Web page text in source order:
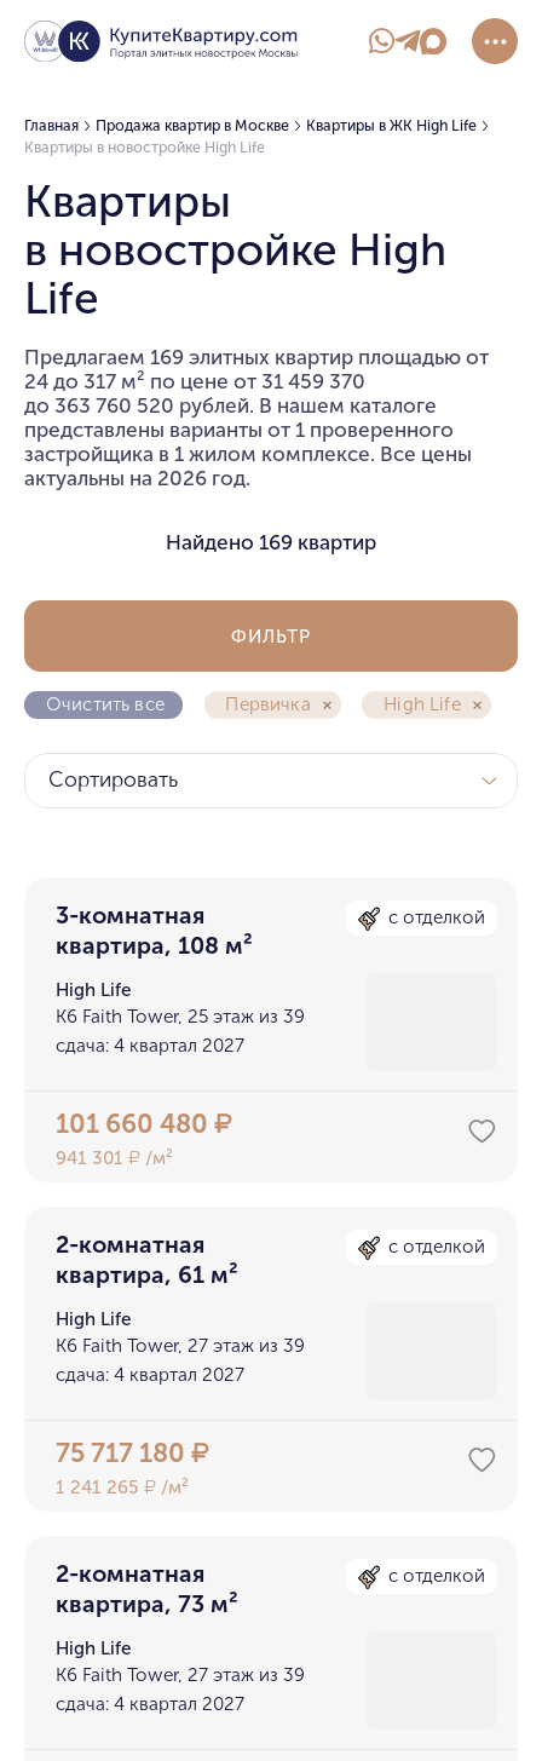
Главная Продажа квартир в Москве
Квартиры в ЖК High Life
Квартиры в новостройке High Life
Квартиры
в новостройке High
Life
Предлагаем 169 элитных квартир площадью от
24 до 317 м² по цене от 31 459 370
до 363 760 520 рублей. В нашем каталоге
представлены варианты от 1 проверенного
застройщика в 1 жилом комплексе. Все цены
актуальны на 2026 год.
Найдено 169 квартир
Очистить все Первичка High Life
ФИЛЬТР
Сортировать
3-комнатная
квартира, 108 м²
с отделкой
High Life
K6 Faith Tower, 25 этаж из 39
сдача: 4 квартал 2027
101 660 480₽
941 301₽ /м²
2-комнатная
квартира, 61 м²
с отделкой
High Life
K6 Faith Tower, 27 этаж из 39
сдача: 4 квартал 2027
75 717 180₽
1 241 265₽ /м²
2-комнатная
квартира, 73 м²
с отделкой
High Life
K6 Faith Tower, 27 этаж из 39
сдача: 4 квартал 2027